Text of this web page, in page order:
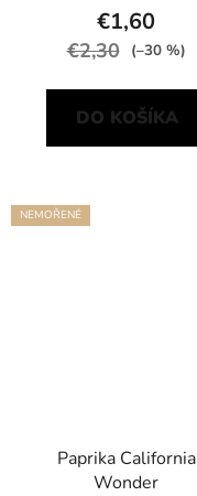
€1,60
€2,30 (–30 %)
DO KOŠÍKA
NEMOŘENÉ
Paprika California
Wonder